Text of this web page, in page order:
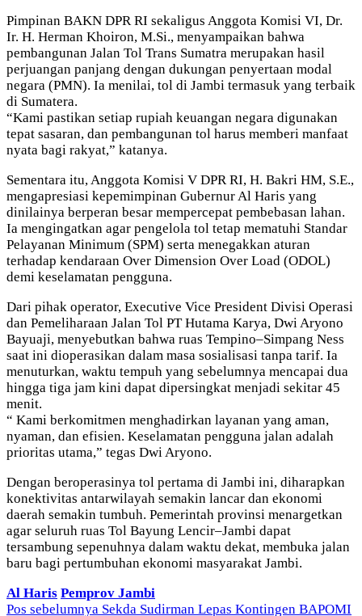
Pimpinan BAKN DPR RI sekaligus Anggota Komisi VI, Dr.
Ir. H. Herman Khoiron, M.Si., menyampaikan bahwa
pembangunan Jalan Tol Trans Sumatra merupakan hasil
perjuangan panjang dengan dukungan penyertaan modal
negara (PMN). Ia menilai, tol di Jambi termasuk yang terbaik
di Sumatera.
“Kami pastikan setiap rupiah keuangan negara digunakan
tepat sasaran, dan pembangunan tol harus memberi manfaat
nyata bagi rakyat,” katanya.
Sementara itu, Anggota Komisi V DPR RI, H. Bakri HM, S.E.,
mengapresiasi kepemimpinan Gubernur Al Haris yang
dinilainya berperan besar mempercepat pembebasan lahan.
Ia mengingatkan agar pengelola tol tetap mematuhi Standar
Pelayanan Minimum (SPM) serta menegakkan aturan
terhadap kendaraan Over Dimension Over Load (ODOL)
demi keselamatan pengguna.
Dari pihak operator, Executive Vice President Divisi Operasi
dan Pemeliharaan Jalan Tol PT Hutama Karya, Dwi Aryono
Bayuaji, menyebutkan bahwa ruas Tempino–Simpang Ness
saat ini dioperasikan dalam masa sosialisasi tanpa tarif. Ia
menuturkan, waktu tempuh yang sebelumnya mencapai dua
hingga tiga jam kini dapat dipersingkat menjadi sekitar 45
menit.
“ Kami berkomitmen menghadirkan layanan yang aman,
nyaman, dan efisien. Keselamatan pengguna jalan adalah
prioritas utama,” tegas Dwi Aryono.
Dengan beroperasinya tol pertama di Jambi ini, diharapkan
konektivitas antarwilayah semakin lancar dan ekonomi
daerah semakin tumbuh. Pemerintah provinsi menargetkan
agar seluruh ruas Tol Bayung Lencir–Jambi dapat
tersambung sepenuhnya dalam waktu dekat, membuka jalan
baru bagi pertumbuhan ekonomi masyarakat Jambi.
Al Haris Pemprov Jambi
Pos sebelumnya Sekda Sudirman Lepas Kontingen BAPOMI